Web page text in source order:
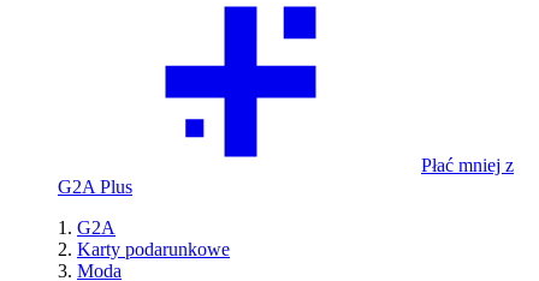
Płać mniej z
G2A Plus
G2A
Karty podarunkowe
Moda